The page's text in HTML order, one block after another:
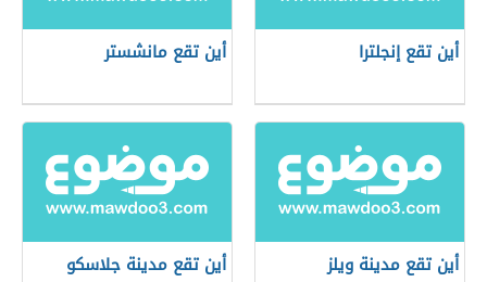
أين تقع إنجلترا أين تقع مانشستر
أين تقع مدينة ويلز أين تقع مدينة جلاسكو